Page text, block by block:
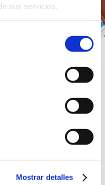
sus servicios.
Mostrar detalles
Cursos de